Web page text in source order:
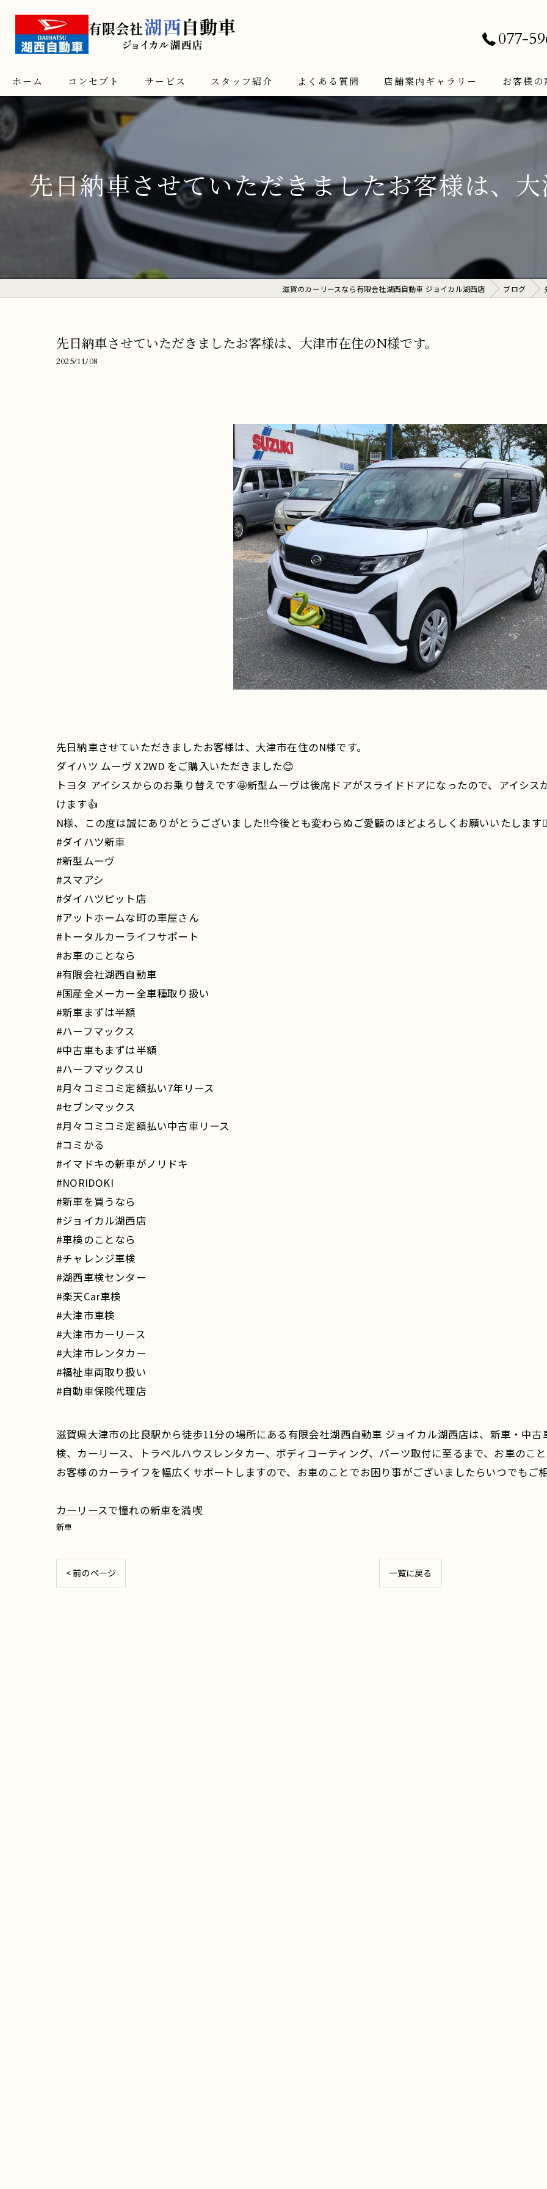
077-
ホーム コンセプト サービス スタッフ紹介 よくある質問 店舗案内ギャラリー お客様の
先日納車させていただきましたお客様は、
滋賀のカーリースなら有限会社湖西自動車 ジョイカル湖西店 ブログ
先日納車させていただきましたお客様は、大津市在住のN様です。
2025/11/08
先日納車させていただきましたお客様は、大津市在住のN様です。
ダイハツ ムーヴ X 2WD をご購入いただきました😊
トヨタ アイシスからのお乗り替えです🤩新型ムーヴは後席ドアがスライドドアになったので、アイシ
けます👍
N様、この度は誠にありがとうございました‼️今後とも変わらぬご愛顧のほどよろしくお願いいたします
#ダイハツ新車
#新型ムーヴ
#スマアシ
#ダイハツピット店
#アットホームな町の車屋さん
#トータルカーライフサポート
#お車のことなら
#有限会社湖西自動車
#国産全メーカー全車種取り扱い
#新車まずは半額
#ハーフマックス
#中古車もまずは半額
#ハーフマックスU
#月々コミコミ定額払い7年リース
#セブンマックス
#月々コミコミ定額払い中古車リース
#コミかる
#イマドキの新車がノリドキ
#NORIDOKI
#新車を買うなら
#ジョイカル湖西店
#車検のことなら
#チャレンジ車検
#湖西車検センター
#楽天Car車検
#大津市車検
#大津市カーリース
#大津市レンタカー
#福祉車両取り扱い
#自動車保険代理店
滋賀県大津市の比良駅から徒歩11分の場所にある有限会社湖西自動車 ジョイカル湖西店は、新車・中
検、カーリース、トラベルハウスレンタカー、ボディコーティング、パーツ取付に至るまで、お車のこ
お客様のカーライフを幅広くサポートしますので、お車のことでお困り事がございましたらいつでもご
カーリースで憧れの新車を満喫
新車
< 前のページ 一覧に戻る